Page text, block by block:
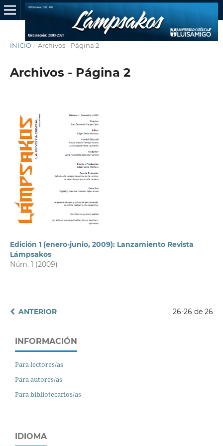
INICIO / Archivos - Página 2
Archivos - Página 2
Edición 1 (enero-junio, 2009): Lanzamiento Revista
Lámpsakos
Núm. 1 (2009)
ANTERIOR 26-26 de 26
INFORMACIÓN
Para lectores/as
Para autores/as
Para bibliotecarios/as
IDIOMA